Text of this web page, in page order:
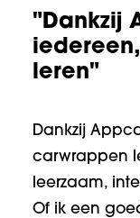
"Dankzij
leren"
Dankzij
carwrappen
leerzaam,
Of ik een